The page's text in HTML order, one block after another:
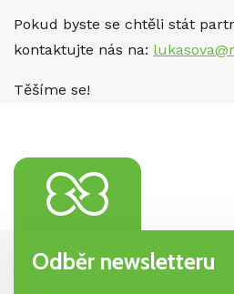
Pokud byste se chtěli stát
kontaktujte nás na:
Těšíme se!
Odběr newsletteru